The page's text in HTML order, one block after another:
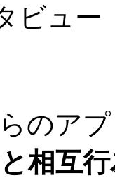
ビュー
のア
相互